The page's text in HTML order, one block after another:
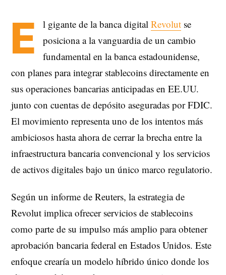
E l gigante de la banca digital Revolut se
posiciona a la vanguardia de un cambio
fundamental en la banca estadounidense,
con planes para integrar stablecoins directamente en
sus operaciones bancarias anticipadas en EE.UU.
junto con cuentas de depósito aseguradas por FDIC.
El movimiento representa uno de los intentos más
ambiciosos hasta ahora de cerrar la brecha entre la
infraestructura bancaria convencional y los servicios
de activos digitales bajo un único marco regulatorio.
Según un informe de Reuters, la estrategia de
Revolut implica ofrecer servicios de stablecoins
como parte de su impulso más amplio para obtener
aprobación bancaria federal en Estados Unidos. Este
enfoque crearía un modelo híbrido único donde los